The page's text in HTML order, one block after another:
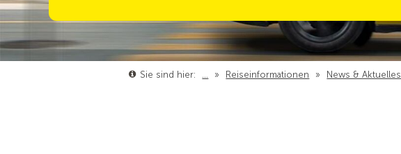
Sie sind hier: … » Reiseinformationen » News & Aktuelles